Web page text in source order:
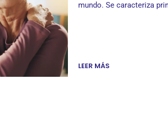
mundo. Se caracteriza
LEER MÁS